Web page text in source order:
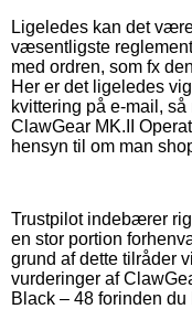
Ligeledes kan det
væsentligste
med ordren, som fx
Her er det ligeledes
kvittering på e-mail,
ClawGear MK.II
hensyn til om man
Trustpilot indebærer
en stor portion
grund af dette tilråder
vurderinger af
Black – 48 forinden du